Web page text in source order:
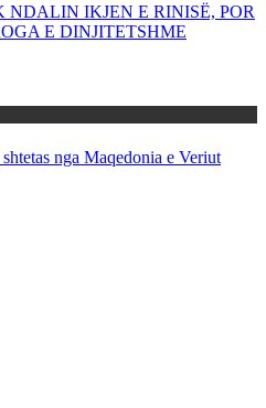
NDALIN IKJEN E RINISË, POR
E DINJITETSHME
nga Maqedonia e Veriut